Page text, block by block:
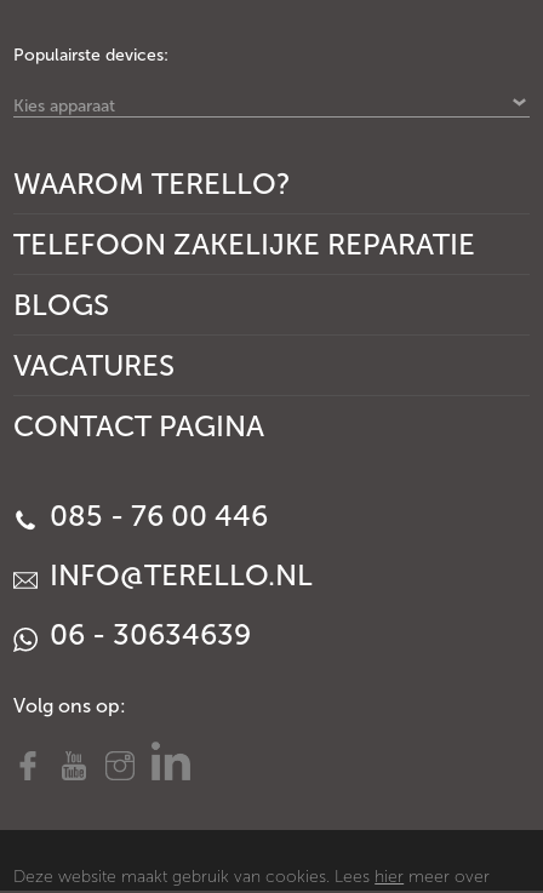
Populairste devices:
Kies apparaat
WAAROM TERELLO?
TELEFOON ZAKELIJKE REPARATIE
BLOGS
VACATURES
CONTACT PAGINA
085 - 76 00 446
INFO@TERELLO.NL
06 - 30634639
Volg ons op:
Deze website maakt gebruik van cookies. Lees hier meer over